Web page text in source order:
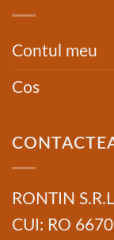
Contul meu
Cos
RONTIN
CUI: RO